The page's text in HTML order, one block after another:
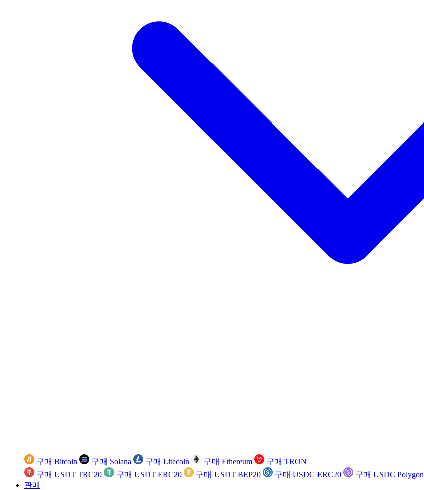
구매 Bitcoin 구매 Solana 구매 Litecoin 구매 Ethereum
구매 TRON
구매 USDT TRC20
구매 USDT ERC20 구매 USDT BEP20 구매 USDC ERC20
구매 USDC Polygon
판매